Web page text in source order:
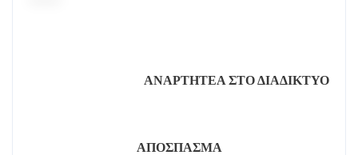
ΑΝΑΡΤΗΤΕΑ ΣΤΟ ΔΙΑΔΙΚΤΥΟ
ΑΠΟΣΠΑΣΜΑ